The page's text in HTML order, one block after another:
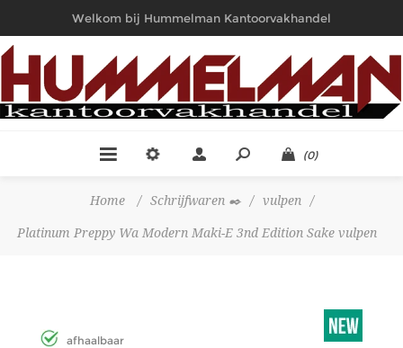
Welkom bij Hummelman Kantoorvakhandel
(0)
Home / Schrijfwaren ✒️ / vulpen /
Platinum Preppy Wa Modern Maki-E 3nd Edition Sake vulpen
afhaalbaar